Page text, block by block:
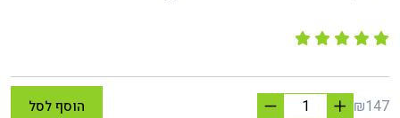
₪147 הוסף לסל